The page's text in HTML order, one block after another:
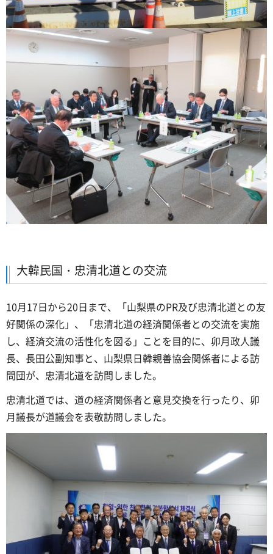
大韓民国・忠清北道との交流
10月17日から20日まで、「山梨県のPR及び忠清北道との友
好関係の深化」、「忠清北道の経済関係者との交流を実施
し、経済交流の活性化を図る」ことを目的に、卯月政人議
長、長田公副知事と、山梨県日韓親善協会関係者による訪
問団が、忠清北道を訪問しました。
忠清北道では、道の経済関係者と意見交換を行ったり、卯
月議長が道議会を表敬訪問しました。